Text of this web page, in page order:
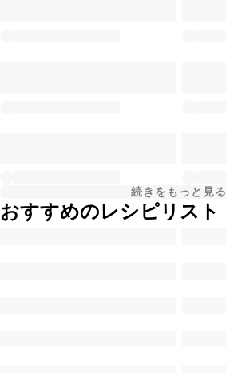
続きをもっと見る
おすすめのレシピリスト